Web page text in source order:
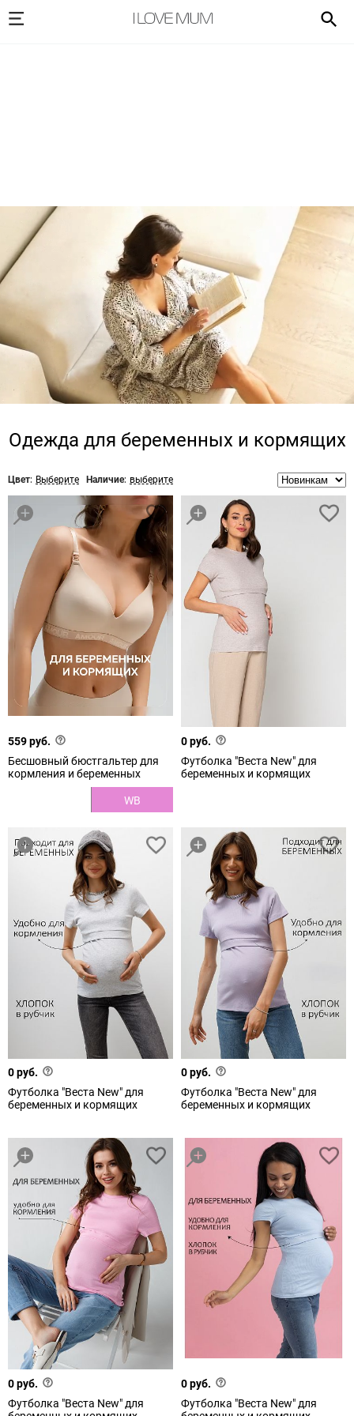
Одежда для беременных и кормящих
Цвет: Выберите Наличие: выберите
559 руб.
Бесшовный бюстгальтер для
кормления и беременных
WB
0 руб.
Футболка "Веста New" для
беременных и кормящих
0 руб.
Футболка "Веста New" для
беременных и кормящих
0 руб.
Футболка "Веста New" для
беременных и кормящих
0 руб.
Футболка "Веста New" для
0 руб.
Футболка "Веста New" для